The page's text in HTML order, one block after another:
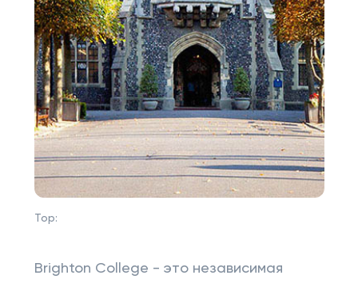
Top:
Brighton College - это независимая